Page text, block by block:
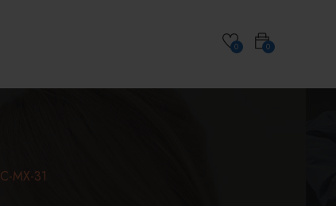
0
0
MX-31